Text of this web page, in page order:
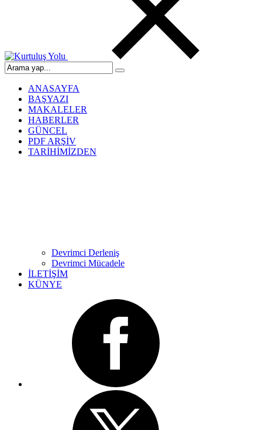
ANASAYFA
BAŞYAZI
MAKALELER
HABERLER
GÜNCEL
PDF ARŞİV
TARİHİMİZDEN
Devrimci Derleniş
Devrimci Mücadele
İLETİŞİM
KÜNYE